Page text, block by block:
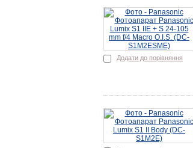
Додати до порівняння